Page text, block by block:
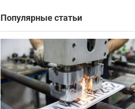
Популярные статьи